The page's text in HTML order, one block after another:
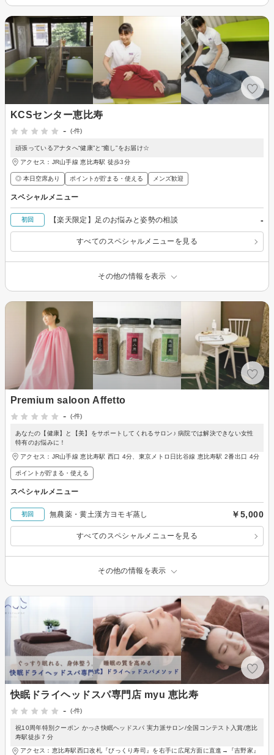
KCSセンター恵比寿
-
(-件)
頑張っているアナタへ“健康”と“癒し”をお届け☆
アクセス：JR山手線 恵比寿駅 徒歩3分
◎ 本日空席あり ポイントが貯まる・使える メンズ歓迎
スペシャルメニュー
初回 【楽天限定】足のお悩みと姿勢の相談 -
すべてのスペシャルメニューを見る
その他の情報を表示
Premium saloon Affetto
-
(-件)
あなたの【健康】と【美】をサポートしてくれるサロン♪ 病院では解決できない女性
特有のお悩みに！
アクセス：JR山手線 恵比寿駅 西口 4分、東京メトロ日比谷線 恵比寿駅 2番出口 4分
ポイントが貯まる・使える
スペシャルメニュー
初回 無農薬・黄土漢方ヨモギ蒸し ￥5,000
すべてのスペシャルメニューを見る
その他の情報を表示
快眠ドライヘッドスパ専門店 myu 恵比寿
-
(-件)
祝10周年特別クーポン かっさ快眠ヘッドスパ 実力派サロン/全国コンテスト入賞/恵比
寿駅徒歩７分
アクセス：恵比寿駅西口改札『びっくり寿司』を右手に広尾方面に直進→『吉野家』